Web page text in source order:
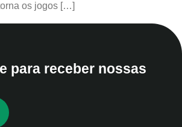
os jogos […]
para receber nossas